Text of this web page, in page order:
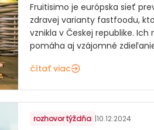
Fruitisimo je európska sieť
zdravej varianty fastfoodu,
vznikla v Českej republike. Ich
pomáha aj vzájomné
čítať viac
rozhovor týždňa |10.12.2024